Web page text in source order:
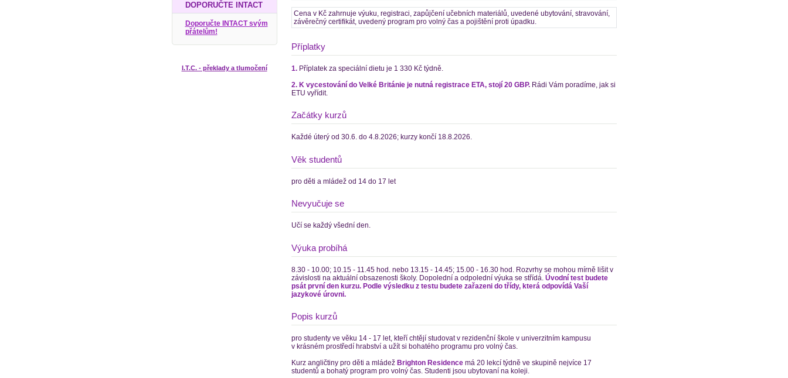
DOPORUČTE INTACT
Doporučte INTACT svým
přátelům!
I.T.C. - překlady a tlumočení
Cena v Kč zahrnuje výuku, registraci, zapůjčení učebních materiálů, uvedené ubytování, stravování,
závěrečný certifikát, uvedený program pro volný čas a pojištění proti úpadku.
Příplatky
1. Příplatek za speciální dietu je 1 330 Kč týdně.
2. K vycestování do Velké Británie je nutná registrace ETA, stojí 20 GBP.Rádi Vám poradíme, jak si
ETU vyřídit.
Začátky kurzů
Každé úterý od 30.6. do 4.8.2026; kurzy končí 18.8.2026.
Věk studentů
pro děti a mládež od 14 do 17 let
Nevyučuje se
Učí se každý všední den.
Výuka probíhá
8.30 - 10.00; 10.15 - 11.45 hod. nebo 13.15 - 14.45; 15.00 - 16.30 hod. Rozvrhy se mohou mírně lišit v
závislosti na aktuální obsazenosti školy. Dopolední a odpolední výuka se střídá. Úvodní test budete
psát první den kurzu. Podle výsledku z testu budete zařazeni do třídy, která odpovídá Vaší
jazykové úrovni.
Popis kurzů
pro studenty ve věku 14 - 17 let, kteří chtějí studovat v rezidenční škole v univerzitním kampusu
v krásném prostředí hrabství a užít si bohatého programu pro volný čas.
Kurz angličtiny pro děti a mládež Brighton Residencemá 20 lekcí týdně ve skupině nejvíce 17
studentů a bohatý program pro volný čas. Studenti jsou ubytovaní na koleji.